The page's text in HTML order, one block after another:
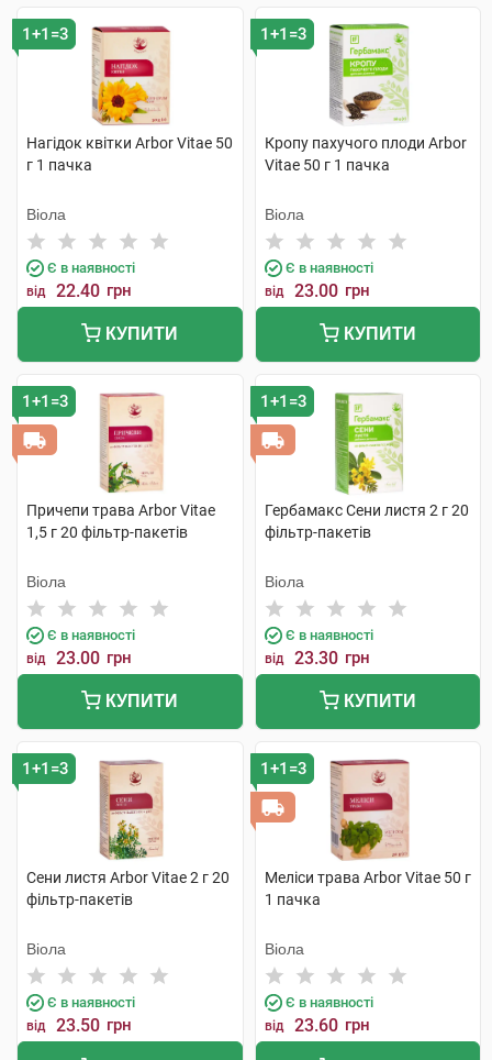
1+1=3
Нагідок квітки Arbor Vitae 50
г 1 пачка
Віола
Є в наявності
від 22.40 грн
КУПИТИ
1+1=3
Кропу пахучого плоди Arbor
Vitae 50 г 1 пачка
Віола
Є в наявності
від 23.00 грн
КУПИТИ
1+1=3
Причепи трава Arbor Vitae
1,5 г 20 фільтр-пакетів
Віола
Є в наявності
від 23.00 грн
КУПИТИ
1+1=3
Гербамакс Сени листя 2 г 20
фільтр-пакетів
Віола
Є в наявності
від 23.30 грн
КУПИТИ
1+1=3
Сени листя Arbor Vitae 2 г 20
фільтр-пакетів
Віола
Є в наявності
від 23.50 грн
1+1=3
Меліси трава Arbor Vitae 50 г
1 пачка
Віола
Є в наявності
від 23.60 грн